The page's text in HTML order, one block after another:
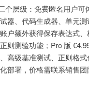
个层级：免费匿名用户可
试器、代码生成器、单元
户额外获得保存表达式
则测验功能；Pro 版
高级基准测试、正则格式
部署，价格需联系销售团